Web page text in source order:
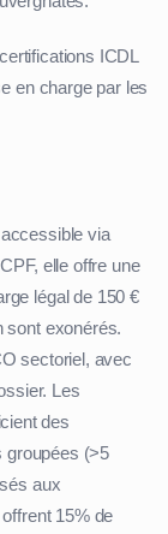
ICDL
en charge par les
via
elle offre une
légal de 150 €
sont exonérés.
sectoriel, avec
Les
des
groupées (>5
aux
15% de